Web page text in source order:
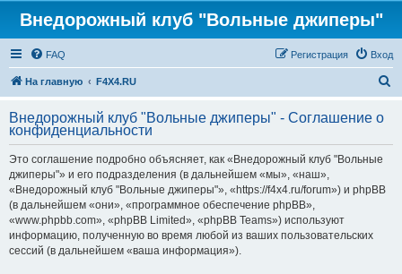
Внедорожный клуб "Вольные джиперы"
FAQ Вход
Регистрация
На главную F4X4.RU
с
Внедорожный клуб "Вольные джиперы" - Соглашение о
конфиденциальности
Это соглашение подробно объясняет, как «Внедорожный клуб "Вольные
джиперы"» и его подразделения (в дальнейшем «мы», «наш»,
«Внедорожный клуб "Вольные джиперы"», «https://f4x4.ru/forum») и phpBB
(в дальнейшем «они», «программное обеспечение phpBB»,
«www.phpbb.com», «phpBB Limited», «phpBB Teams») используют
информацию, полученную во время любой из ваших пользовательских
сессий (в дальнейшем «ваша информация»).